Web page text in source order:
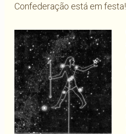
Confederação está em festa!